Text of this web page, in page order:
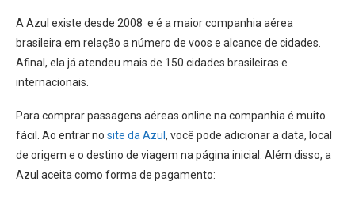
A Azul existe desde 2008 e é a maior companhia aérea
brasileira em relação a número de voos e alcance de cidades.
Afinal, ela já atendeu mais de 150 cidades brasileiras e
internacionais.
Para comprar passagens aéreas online na companhia é muito
fácil. Ao entrar no site da Azul, você pode adicionar a data, local
de origem e o destino de viagem na página inicial. Além disso, a
Azul aceita como forma de pagamento: